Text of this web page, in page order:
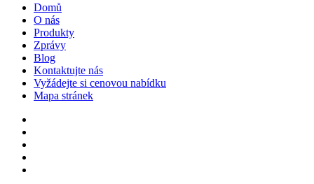
Domů
O nás
Produkty
Zprávy
Blog
Kontaktujte nás
Vyžádejte si cenovou nabídku
Mapa stránek